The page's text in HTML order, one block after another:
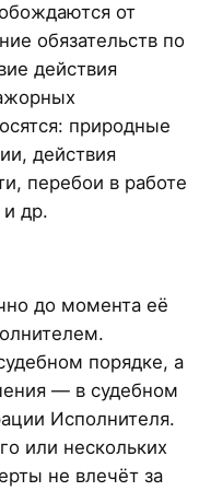
от
обязательств по
действия
природные
действия
перебои в работе
др.
до момента её
порядке, а
— в судебном
Исполнителя.
или нескольких
не влечёт за